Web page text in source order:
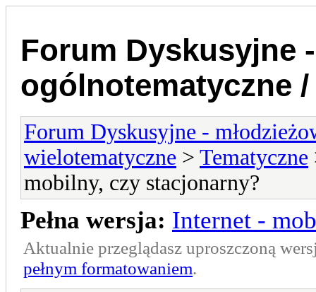
Forum Dyskusyjne
ogólnotematyczne
Forum Dyskusyjne -
wielotematyczne > Tematyczne
mobilny, czy stacjonarny?
Pełna wersja: Internet -
Aktualnie przeglądasz uproszczoną
pełnym formatowaniem.